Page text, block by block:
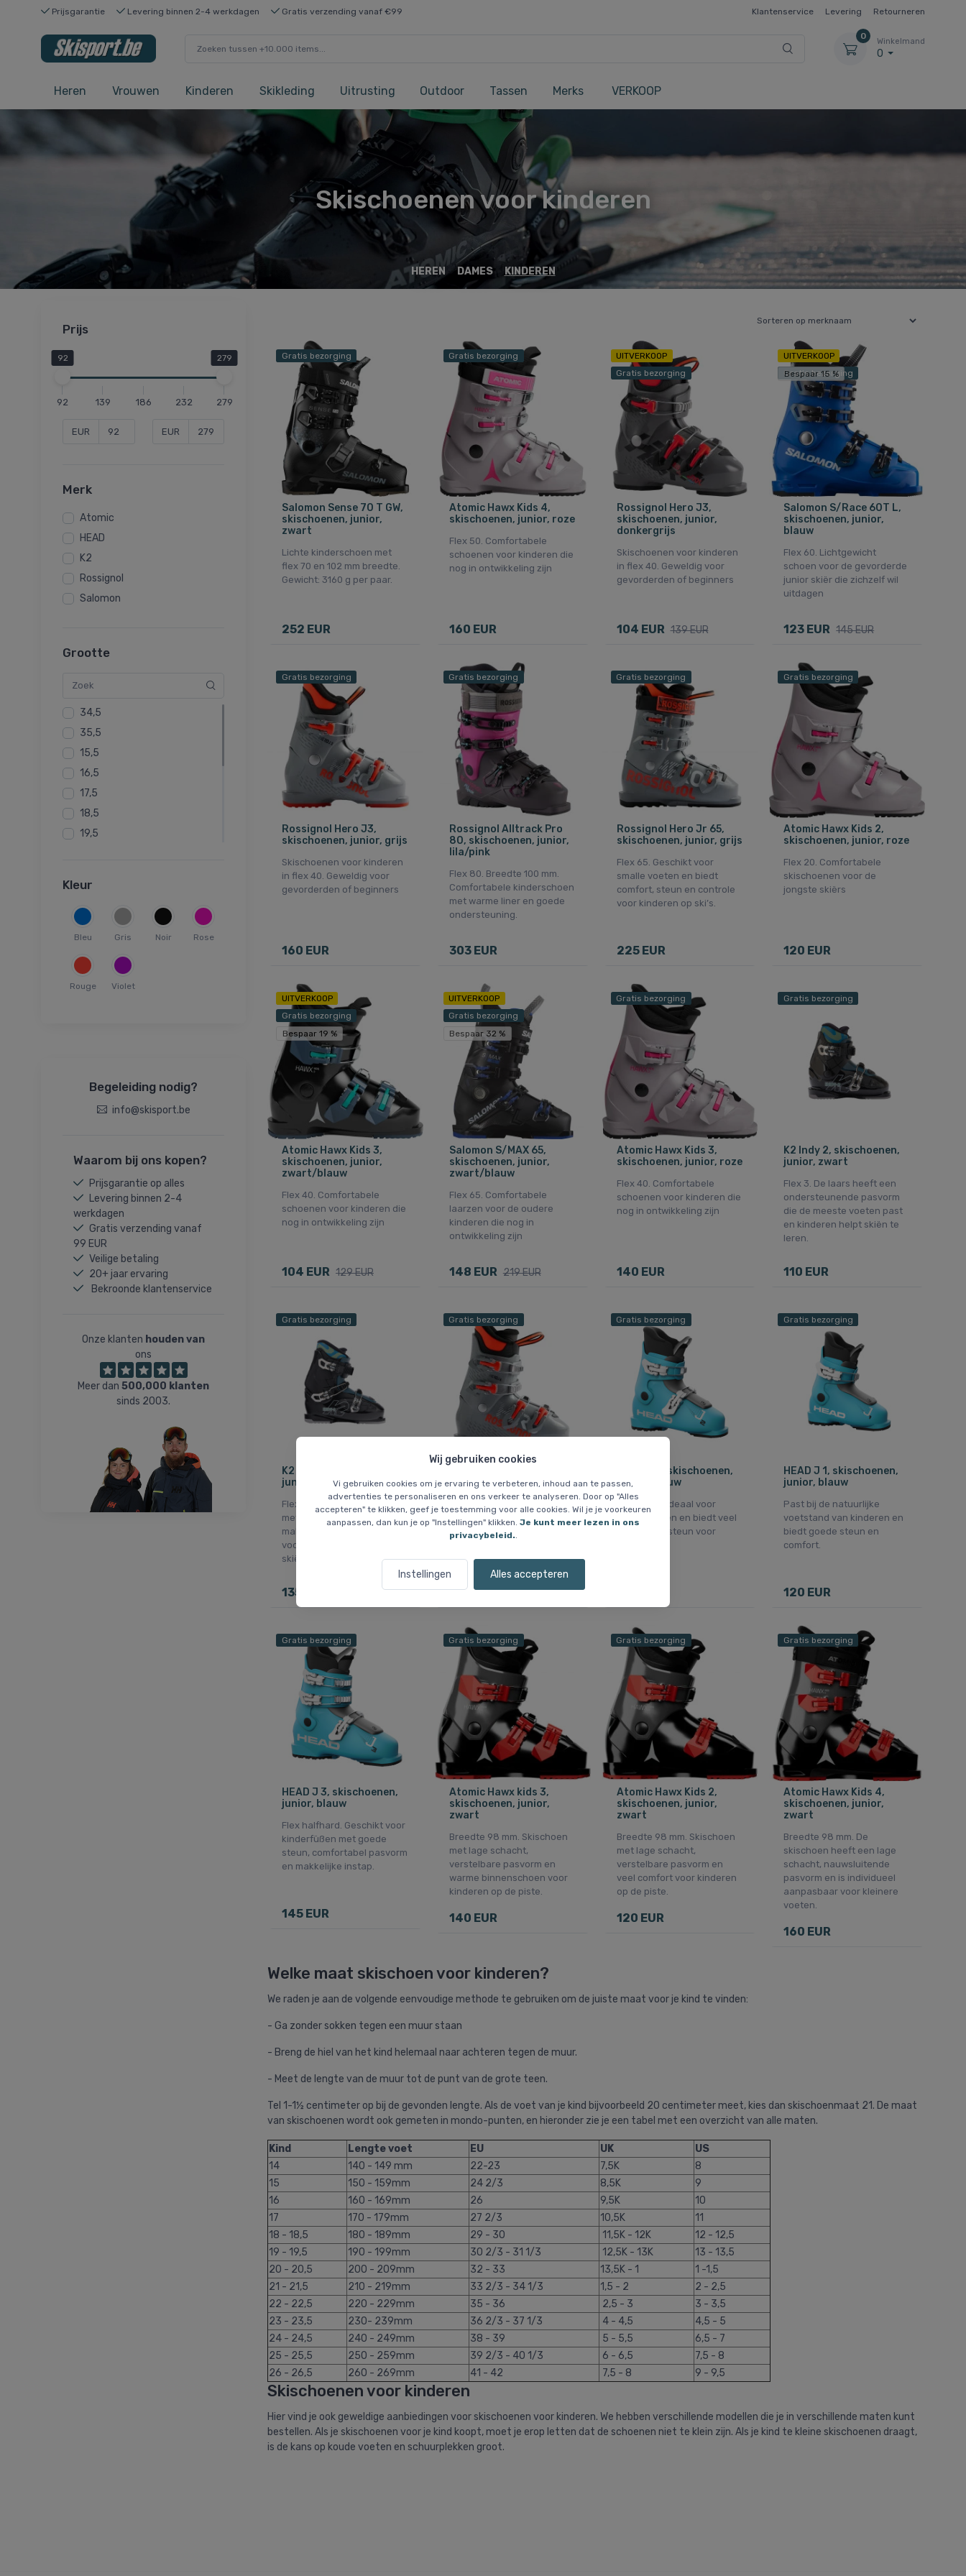
Wij gebruiken cookies
Vi gebruiken cookies om je ervaring te verbeteren, inhoud aan te passen,
advertenties te personaliseren en ons verkeer te analyseren. Door op "Alles
accepteren" te klikken, geef je toestemming voor alle cookies. Wil je je voorkeuren
aanpassen, dan kun je op "Instellingen" klikken. Je kunt meer lezen in ons
privacybeleid.
Instellingen Alles accepteren
Prijsgarantie Levering binnen 2-4 werkdagen Gratis verzending vanaf €99 Klantenservice Levering Retourneren
0
Winkelmand
0
Heren Vrouwen Kinderen Skikleding Uitrusting Outdoor Tassen Merks VERKOOP
Skischoenen voor kinderen
HEREN DAMES KINDEREN
Prijs
92 279
92 139 186 232 279
EUR EUR
Merk
Atomic
HEAD
K2
Rossignol
Salomon
Grootte
34,5
35,5
15,5
16,5
17,5
18,5
19,5
22,5
23,5
24,5
25,5
26,5
Kleur
Bleu Gris Noir Rose
Rouge Violet
Begeleiding nodig?
info@skisport.be
Waarom bij ons kopen?
Prijsgarantie op alles
Levering binnen 2-4
werkdagen
Gratis verzending vanaf
99 EUR
Veilige betaling
20+ jaar ervaring
Bekroonde klantenservice
Onze klanten houden van
ons
Meer dan 500,000 klanten
sinds 2003.
Gratis bezorging
Salomon Sense 70 T GW,
skischoenen, junior,
zwart
Lichte kinderschoen met
flex 70 en 102 mm breedte.
Gewicht: 3160 g per paar.
252 EUR
Gratis bezorging
Atomic Hawx Kids 4,
skischoenen, junior, roze
Flex 50. Comfortabele
schoenen voor kinderen die
nog in ontwikkeling zijn
160 EUR
UITVERKOOP
Gratis bezorging
Rossignol Hero J3,
skischoenen, junior,
donkergrijs
Skischoenen voor kinderen
in flex 40. Geweldig voor
gevorderden of beginners
104 EUR 139 EUR
UITVERKOOP
Gratis bezorging
Bespaar 15 %
Salomon S/Race 60T L,
skischoenen, junior,
blauw
Flex 60. Lichtgewicht
schoen voor de gevorderde
junior skiër die zichzelf wil
uitdagen
123 EUR 145 EUR
Gratis bezorging
Rossignol Hero J3,
skischoenen, junior, grijs
Skischoenen voor kinderen
in flex 40. Geweldig voor
gevorderden of beginners
160 EUR
Gratis bezorging
Rossignol Alltrack Pro
80, skischoenen, junior,
lila/pink
Flex 80. Breedte 100 mm.
Comfortabele kinderschoen
met warme liner en goede
ondersteuning.
303 EUR
Gratis bezorging
Rossignol Hero Jr 65,
skischoenen, junior, grijs
Flex 65. Geschikt voor
smalle voeten en biedt
comfort, steun en controle
voor kinderen op ski’s.
225 EUR
Gratis bezorging
Atomic Hawx Kids 2,
skischoenen, junior, roze
Flex 20. Comfortabele
skischoenen voor de
jongste skiërs
120 EUR
UITVERKOOP
Gratis bezorging
Bespaar 19 %
Atomic Hawx Kids 3,
skischoenen, junior,
zwart/blauw
Flex 40. Comfortabele
schoenen voor kinderen die
nog in ontwikkeling zijn
104 EUR 129 EUR
UITVERKOOP
Gratis bezorging
Bespaar 32 %
Salomon S/MAX 65,
skischoenen, junior,
zwart/blauw
Flex 65. Comfortabele
laarzen voor de oudere
kinderen die nog in
ontwikkeling zijn
148 EUR 219 EUR
Gratis bezorging
Atomic Hawx Kids 3,
skischoenen, junior, roze
Flex 40. Comfortabele
schoenen voor kinderen die
nog in ontwikkeling zijn
140 EUR
Gratis bezorging
K2 Indy 2, skischoenen,
junior, zwart
Flex 3. De laars heeft een
ondersteunende pasvorm
die de meeste voeten past
en kinderen helpt skiën te
leren.
110 EUR
Gratis bezorging
K2 Indy 3, skischoenen,
junior, zwart
Flex 4. Comfortabele laars
met goede steun en
makkelijke afstelling, ideaal
voor kinderen die leren
skiën.
135 EUR
Gratis bezorging
skischoenen, junior, grijs
Skischoenen voor kinderen
in flex 50. Geweldig
ongeacht het niveau van
175 EUR
Gratis bezorging
HEAD J 2, skischoenen,
junior, blauw
Flex zacht, ideaal voor
brede voeten en biedt veel
comfort en steun voor
Gratis bezorging
HEAD J 1, skischoenen,
junior, blauw
Past bij de natuurlijke
voetstand van kinderen en
biedt goede steun en
comfort.
120 EUR
Gratis bezorging
HEAD J 3, skischoenen,
junior, blauw
Flex halfhard. Geschikt voor
kinderfüßen met goede
steun, comfortabel pasvorm
en makkelijke instap.
145 EUR
Gratis bezorging
Atomic Hawx kids 3,
skischoenen, junior,
zwart
Breedte 98 mm. Skischoen
met lage schacht,
verstelbare pasvorm en
warme binnenschoen voor
kinderen op de piste.
140 EUR
Gratis bezorging
Atomic Hawx Kids 2,
skischoenen, junior,
zwart
Breedte 98 mm. Skischoen
met lage schacht,
verstelbare pasvorm en
veel comfort voor kinderen
op de piste.
120 EUR
Gratis bezorging
Atomic Hawx Kids 4,
skischoenen, junior,
zwart
Breedte 98 mm. De
skischoen heeft een lage
schacht, nauwsluitende
pasvorm en is individueel
aanpasbaar voor kleinere
voeten.
160 EUR
Welke maat skischoen voor kinderen?
We raden je aan de volgende eenvoudige methode te gebruiken om de juiste maat voor je kind te vinden:
- Ga zonder sokken tegen een muur staan
- Breng de hiel van het kind helemaal naar achteren tegen de muur.
- Meet de lengte van de muur tot de punt van de grote teen.
Tel 1-1½ centimeter op bij de gevonden lengte. Als de voet van je kind bijvoorbeeld 20 centimeter meet, kies dan skischoenmaat 21. De maat
van skischoenen wordt ook gemeten in mondo-punten, en hieronder zie je een tabel met een overzicht van alle maten.
Kind Lengte voet EU UK
US
14
140 - 149 mm 22-23 7,5K
8
15
150 - 159mm 24 2/3 8,5K
9
16
160 - 169mm 26 9,5K
10
17
170 - 179mm 27 2/3 10,5K
11
18 - 18,5
180 - 189mm 29 - 30 11,5K - 12K
12 - 12,5
19 - 19,5
190 - 199mm 30 2/3 - 31 1/3 12,5K - 13K
13 - 13,5
20 - 20,5
200 - 209mm 32 - 33 13,5K - 1
1 -1,5
21 - 21,5
210 - 219mm 33 2/3 - 34 1/3 1,5 - 2
2 - 2,5
22 - 22,5
220 - 229mm 35 - 36 2,5 - 3
3 - 3,5
23 - 23,5
230- 239mm 36 2/3 - 37 1/3 4 - 4,5
4,5 - 5
24 - 24,5
240 - 249mm 38 - 39 5 - 5,5
6,5 - 7
25 - 25,5
250 - 259mm 39 2/3 - 40 1/3 6 - 6,5
7,5 - 8
26 - 26,5
260 - 269mm 41 - 42 7,5 - 8 9 - 9,5
Skischoenen voor kinderen
Hier vind je ook geweldige aanbiedingen voor skischoenen voor kinderen. We hebben verschillende modellen die je in verschillende maten kunt
bestellen. Als je skischoenen voor je kind koopt, moet je erop letten dat de schoenen niet te klein zijn. Als je kind te kleine skischoenen draagt,
is de kans op koude voeten en schuurplekken groot.